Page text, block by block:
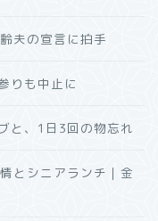
夫の宣言に拍手
りも中止に
と、1日3回の物忘れ
とシニアランチ｜金